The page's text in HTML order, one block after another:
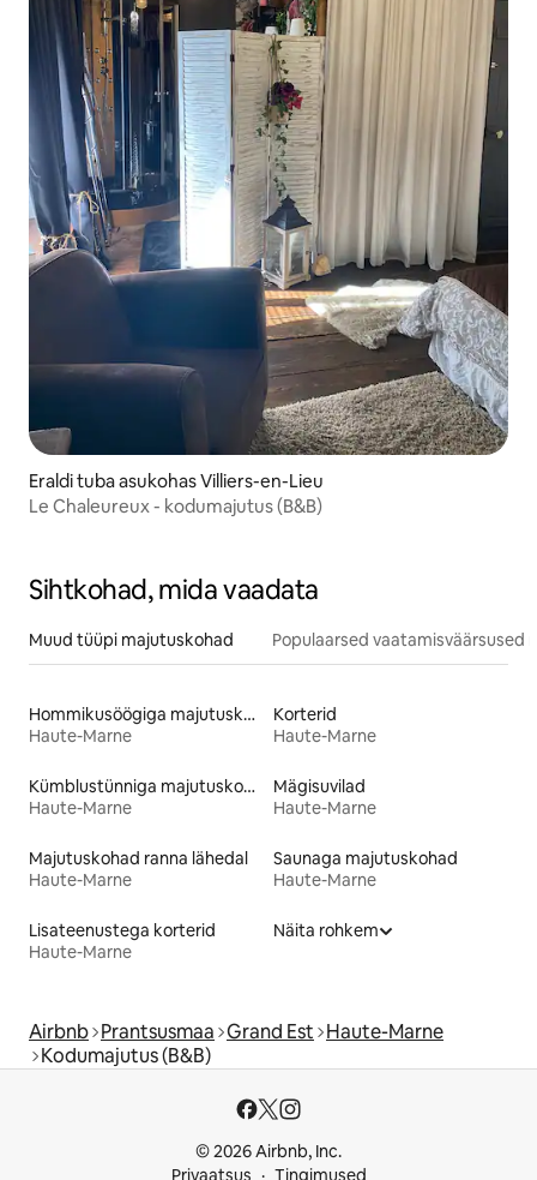
Eraldi tuba asukohas Villiers-en-Lieu
Le Chaleureux - kodumajutus (B&B)
Sihtkohad, mida vaadata
Muud tüüpi majutuskohad Populaarsed vaatamisväärsused
Hommikusöögiga majutuskohad
Haute-Marne
Korterid
Haute-Marne
Kümblustünniga majutuskohad
Haute-Marne
Mägisuvilad
Haute-Marne
Majutuskohad ranna lähedal
Haute-Marne
Saunaga majutuskohad
Haute-Marne
Lisateenustega korterid
Haute-Marne
Näita rohkem
Airbnb Prantsusmaa Grand Est Haute-Marne
Kodumajutus (B&B)
© 2026 Airbnb, Inc.